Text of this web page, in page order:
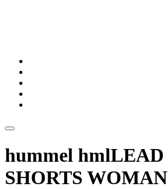
hummel hmlLEAD
SHORTS WOMAN